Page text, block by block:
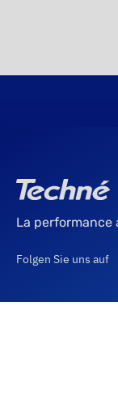
La performance
Folgen Sie uns auf